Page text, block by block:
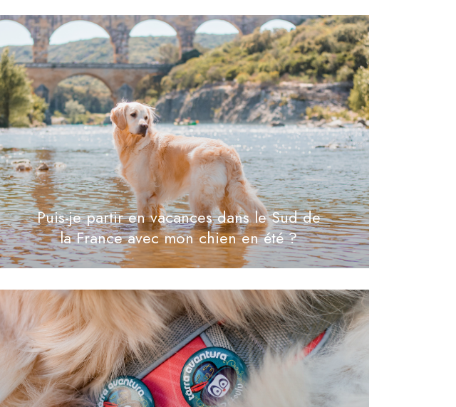
Puis-je partir en vacances dans le Sud de
la France avec mon chien en été ?